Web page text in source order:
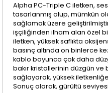
Alpha PC-Triple C iletken,
tasarlanmış olup, mümkün
sağlamak üzere
işçiliğinden ilham alan özel
iletken, yüksek saflıkta
basınç altında on binlerce
kablo boyunca çok daha
bakır kristallerinin düzgün ve
sağlayarak, yüksek
Sonuç olarak, gürültü